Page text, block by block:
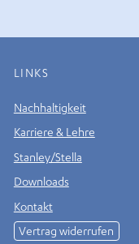
LINKS
Nachhaltigkeit
Karriere & Lehre
Stanley/Stella
Downloads
Kontakt
Vertrag widerrufen